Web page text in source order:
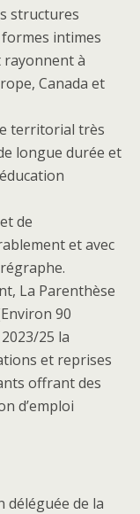
structures
intimes
rayonnent à
Canada et
territorial très
longue durée et
de
et avec
La Parenthèse
90
25 la
et reprises
offrant des
d’emploi
déléguée de la